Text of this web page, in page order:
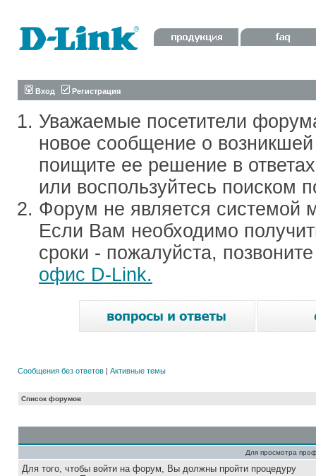
Вход Регистрация
Уважаемые посетители
новое сообщение о
поищите ее решение в
или воспользуйтесь поиском
Форум не является системой
Если Вам необходимо
сроки - пожалуйста,
офис D-Link.
Сообщения без ответов | Активные темы
Список форумов
Для просмотра
Для того, чтобы войти на форум, Вы должны пройти процедуру